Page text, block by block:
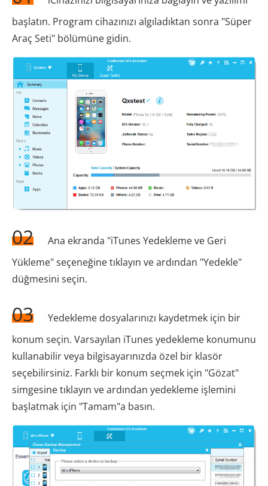
başlatın. Program cihazınızı algıladıktan sonra "Süper
Araç Seti" bölümüne gidin.
02
Ana ekranda "iTunes Yedekleme ve Geri
Yükleme" seçeneğine tıklayın ve ardından "Yedekle"
düğmesini seçin.
03
Yedekleme dosyalarınızı kaydetmek için bir
konum seçin. Varsayılan iTunes yedekleme konumunu
kullanabilir veya bilgisayarınızda özel bir klasör
seçebilirsiniz. Farklı bir konum seçmek için "Gözat"
simgesine tıklayın ve ardından yedekleme işlemini
başlatmak için "Tamam"a basın.